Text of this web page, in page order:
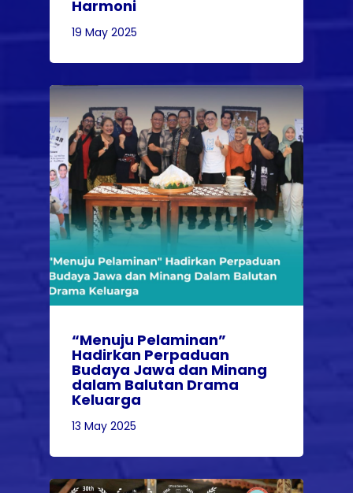
Harmoni
19 May 2025
“Menuju Pelaminan”
Hadirkan Perpaduan
Budaya Jawa dan Minang
dalam Balutan Drama
Keluarga
13 May 2025